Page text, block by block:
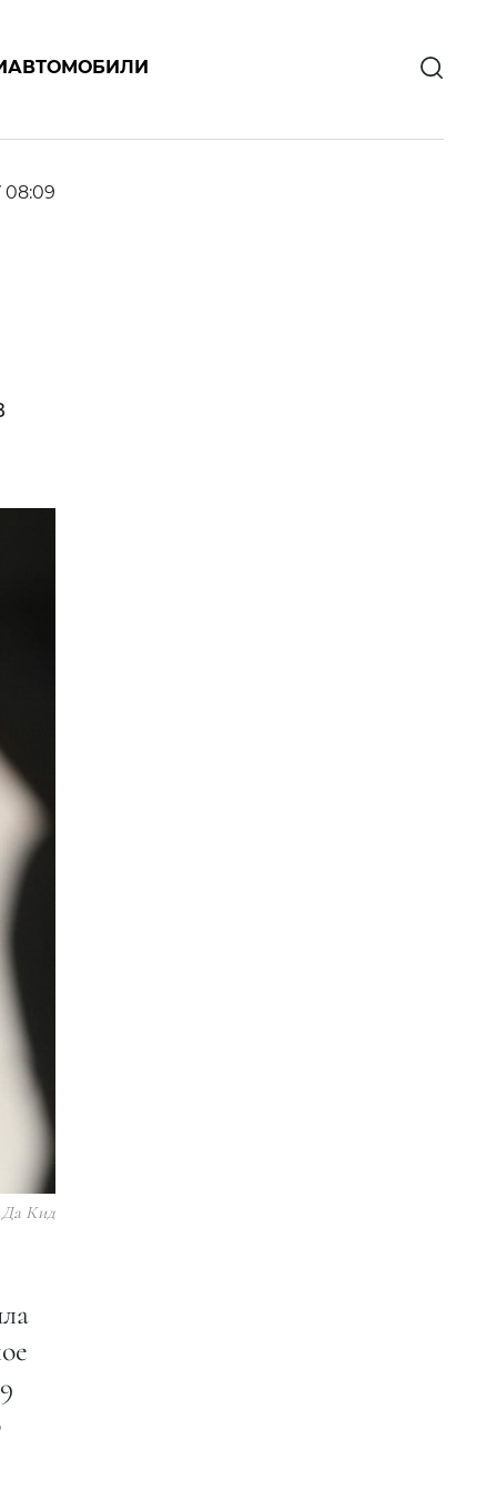
АВТОМОБИЛИ
08:09
Кид